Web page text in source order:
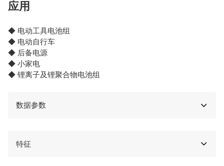
应用
◆ 电动工具电池组
◆ 电动自行车
◆ 后备电源
◆ 小家电
◆ 锂离子及锂聚合物电池组
数据参数
特征